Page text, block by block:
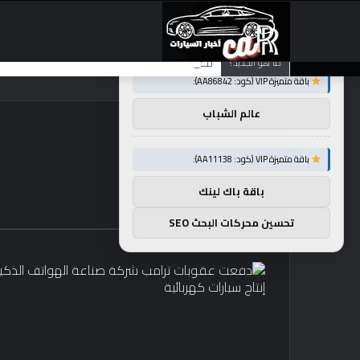
ما هو الجديد؟ تضع شركة BMW منافستها من الفئة G في حالة انتظار مع وصول الرياح المعاكسة في الصين إلى موطنها
توصيات :
باقة متميزة VIP (كود: AA86842):
عالم الشباب
باقة متميزة VIP (كود: AA11138):
باقة باك لينك
تحسين محركات البحث SEO